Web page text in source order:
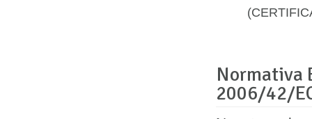
Normativa
2006/42/